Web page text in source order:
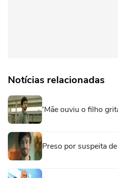
Notícias relacionadas
'Mãe ouviu o filho
Preso por suspeita